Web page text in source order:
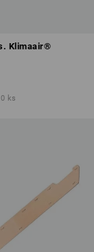
Klimaair®
ks